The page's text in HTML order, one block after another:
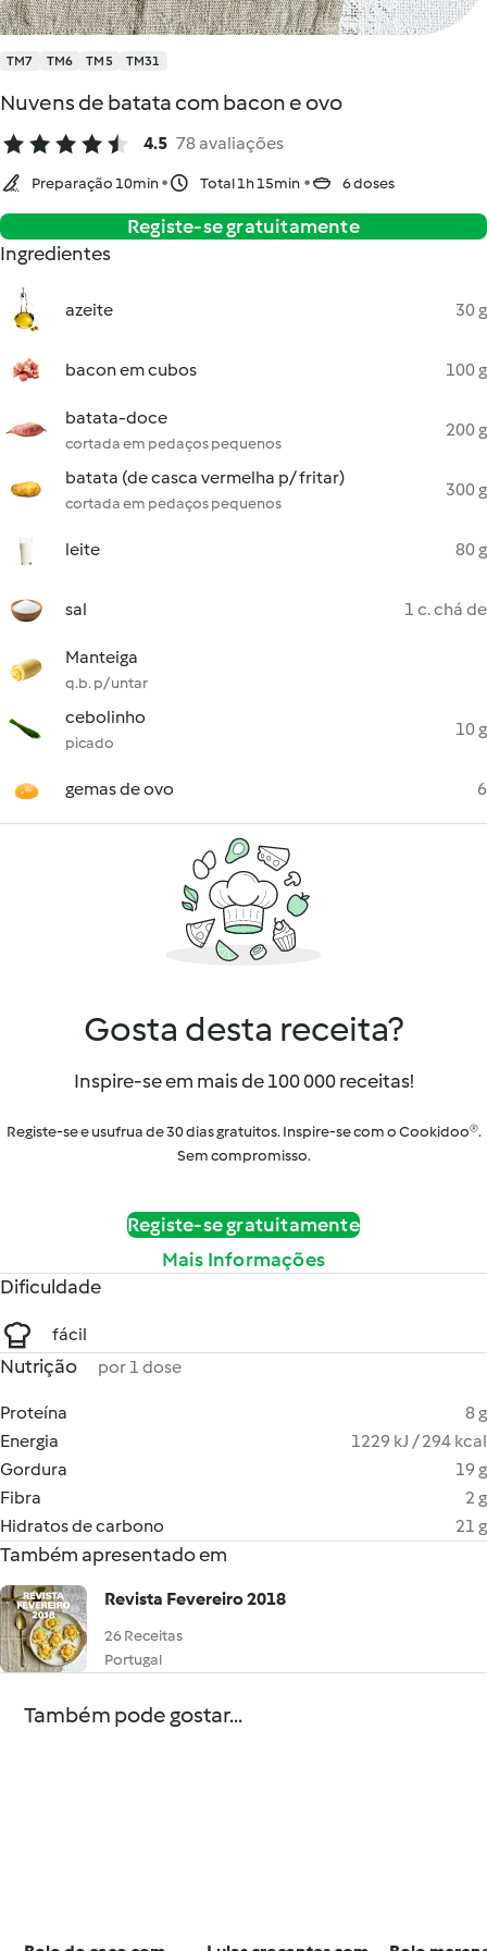
TM7 TM6 TM5 TM31
Nuvens de batata com bacon e ovo
4.5 78 avaliações
Preparação 10min Total 1h 15min 6 doses
Registe-se gratuitamente
Ingredientes
azeite 30 g
bacon em cubos 100 g
batata-doce
cortada em pedaços pequenos
200 g
batata (de casca vermelha p/ fritar)
cortada em pedaços pequenos
300 g
leite 80 g
sal 1 c. chá de
Manteiga
q.b. p/ untar
cebolinho
picado
10 g
gemas de ovo 6
Gosta desta receita?
Inspire-se em mais de 100 000 receitas!
Registe-se e usufrua de 30 dias gratuitos. Inspire-se com o Cookidoo®.
Sem compromisso.
Registe-se gratuitamente
Mais Informações
Dificuldade
fácil
Nutrição por 1 dose
Proteína
8 g
Energia
1229 kJ / 294 kcal
Gordura
19 g
Fibra
2 g
Hidratos de carbono
21 g
Também apresentado em
Revista Fevereiro 2018
26 Receitas
Portugal
Também pode gostar...